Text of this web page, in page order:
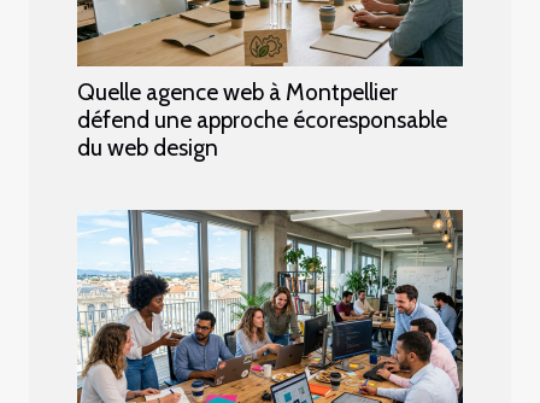
Quelle agence web à Montpellier
défend une approche écoresponsable
du web design